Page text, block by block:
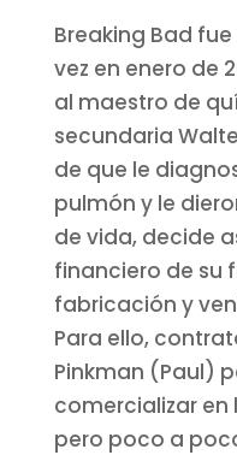
Breaking Bad
vez en enero de
al maestro de
secundaria
de que le
pulmón y le
de vida, decide
financiero de su
fabricación y
Para ello,
Pinkman (Paul)
comercializar
pero poco a